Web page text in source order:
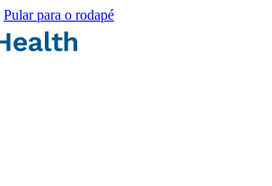
Pular para o rodapé